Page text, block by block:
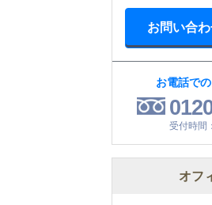
お問い合
お電話で
受付時間
オフ